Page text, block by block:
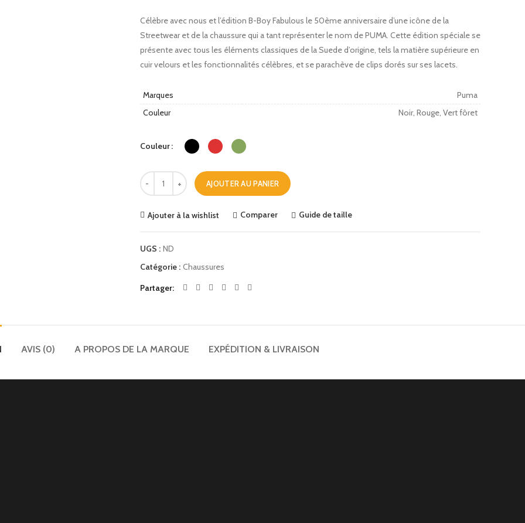
Célèbre avec nous et l’édition B-Boy Fabulous le 50ème anniversaire d’une icône de la
Streetwear et de la chaussure qui a tant représenter le nom de PUMA. Cette édition spéciale se
présente avec tous les éléments classiques de la Suede d’origine, tels la matière supérieure en
cuir velours et les fonctionnalités célèbres, et se parachève de clips dorés sur ses lacets.
Marques
Puma
Couleur
Noir, Rouge, Vert fôret
Couleur
Quantité
AJOUTER AU PANIER
Ajouter à la wishlist Comparer Guide de taille
UGS : ND
Catégorie : Chaussures
Partager
AVIS (0) A PROPOS DE LA MARQUE EXPÉDITION & LIVRAISON